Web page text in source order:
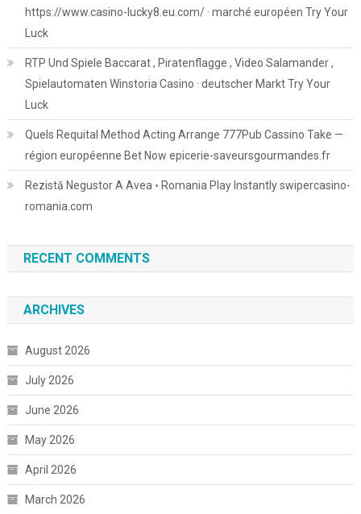
https://www.casino-lucky8.eu.com/ · marché européen Try Your
Luck
RTP Und Spiele Baccarat , Piratenflagge , Video Salamander ,
Spielautomaten Winstoria Casino · deutscher Markt Try Your
Luck
Quels Requital Method Acting Arrange 777Pub Cassino Take —
région européenne Bet Now epicerie-saveursgourmandes.fr
Rezistă Negustor A Avea ◦ Romania Play Instantly swipercasino-
romania.com
RECENT COMMENTS
ARCHIVES
August 2026
July 2026
June 2026
May 2026
April 2026
March 2026